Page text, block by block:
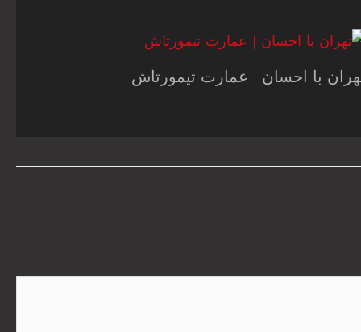
با احسان | عمارت تیمورتاش